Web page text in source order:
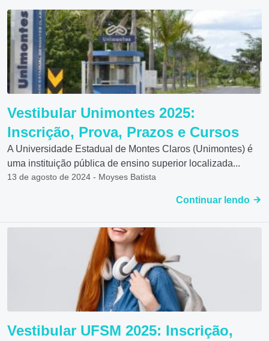
Vestibular Unimontes 2025:
Inscrição, Prova, Prazos e Cursos
A Universidade Estadual de Montes Claros (Unimontes) é
uma instituição pública de ensino superior localizada...
13 de agosto de 2024 - Moyses Batista
Continuar lendo
Vestibular‌ UFSM 2025: ‌Inscrição,‌